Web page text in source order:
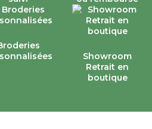
Showroom
Retrait en
boutique